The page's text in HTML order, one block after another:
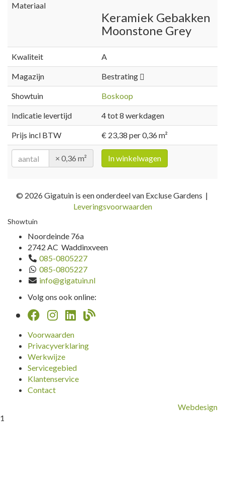
Materiaal
Keramiek Gebakken
Moonstone Grey
Kwaliteit A
Magazijn Bestrating
Showtuin Boskoop
Indicatie levertijd 4 tot 8 werkdagen
Prijs incl BTW € 23,38 per 0,36 m²
× 0,36 m² In winkelwagen
© 2026 Gigatuin is een onderdeel van Excluse Gardens |
Leveringsvoorwaarden
Showtuin
Noordeinde 76a
2742 AC Waddinxveen
085-0805227
085-0805227
info@gigatuin.nl
Volg ons ook online:
Voorwaarden
Privacyverklaring
Werkwijze
Servicegebied
Klantenservice
Contact
Webdesign
1